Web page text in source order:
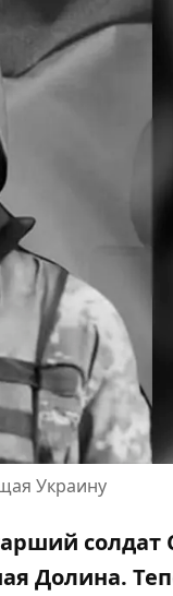
Украину
солдат
Долина.